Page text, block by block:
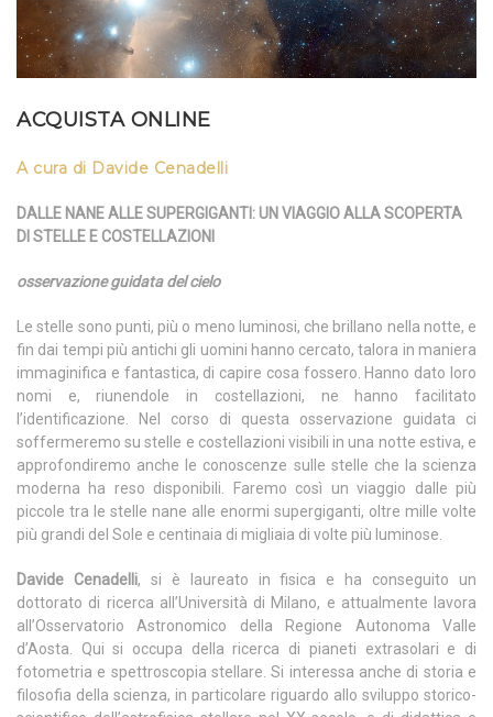
ACQUISTA ONLINE
A cura di Davide Cenadelli
DALLE NANE ALLE SUPERGIGANTI: UN VIAGGIO ALLA SCOPERTA
DI STELLE E COSTELLAZIONI
osservazione guidata del cielo
Le stelle sono punti, più o meno luminosi, che brillano nella notte, e
fin dai tempi più antichi gli uomini hanno cercato, talora in maniera
immaginifica e fantastica, di capire cosa fossero. Hanno dato loro
nomi e, riunendole in costellazioni, ne hanno facilitato
l’identificazione. Nel corso di questa osservazione guidata ci
soffermeremo su stelle e costellazioni visibili in una notte estiva, e
approfondiremo anche le conoscenze sulle stelle che la scienza
moderna ha reso disponibili. Faremo così un viaggio dalle più
piccole tra le stelle nane alle enormi supergiganti, oltre mille volte
più grandi del Sole e centinaia di migliaia di volte più luminose.
Davide Cenadelli, si è laureato in fisica e ha conseguito un
dottorato di ricerca all’Università di Milano, e attualmente lavora
all’Osservatorio Astronomico della Regione Autonoma Valle
d’Aosta. Qui si occupa della ricerca di pianeti extrasolari e di
fotometria e spettroscopia stellare. Si interessa anche di storia e
filosofia della scienza, in particolare riguardo allo sviluppo storico-